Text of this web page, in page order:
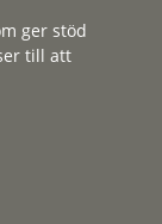
ger stöd
till att